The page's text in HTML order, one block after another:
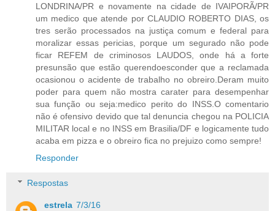
LONDRINA/PR e novamente na cidade de IVAIPORÃ/PR
um medico que atende por CLAUDIO ROBERTO DIAS, os
tres serão processados na justiça comum e federal para
moralizar essas pericias, porque um segurado não pode
ficar REFEM de criminosos LAUDOS, onde há a forte
presunsão que estão querendoesconder que a reclamada
ocasionou o acidente de trabalho no obreiro.Deram muito
poder para quem não mostra carater para desempenhar
sua função ou seja:medico perito do INSS.O comentario
não é ofensivo devido que tal denuncia chegou na POLICIA
MILITAR local e no INSS em Brasilia/DF e logicamente tudo
acaba em pizza e o obreiro fica no prejuizo como sempre!
Responder
Respostas
estrela 7/3/16